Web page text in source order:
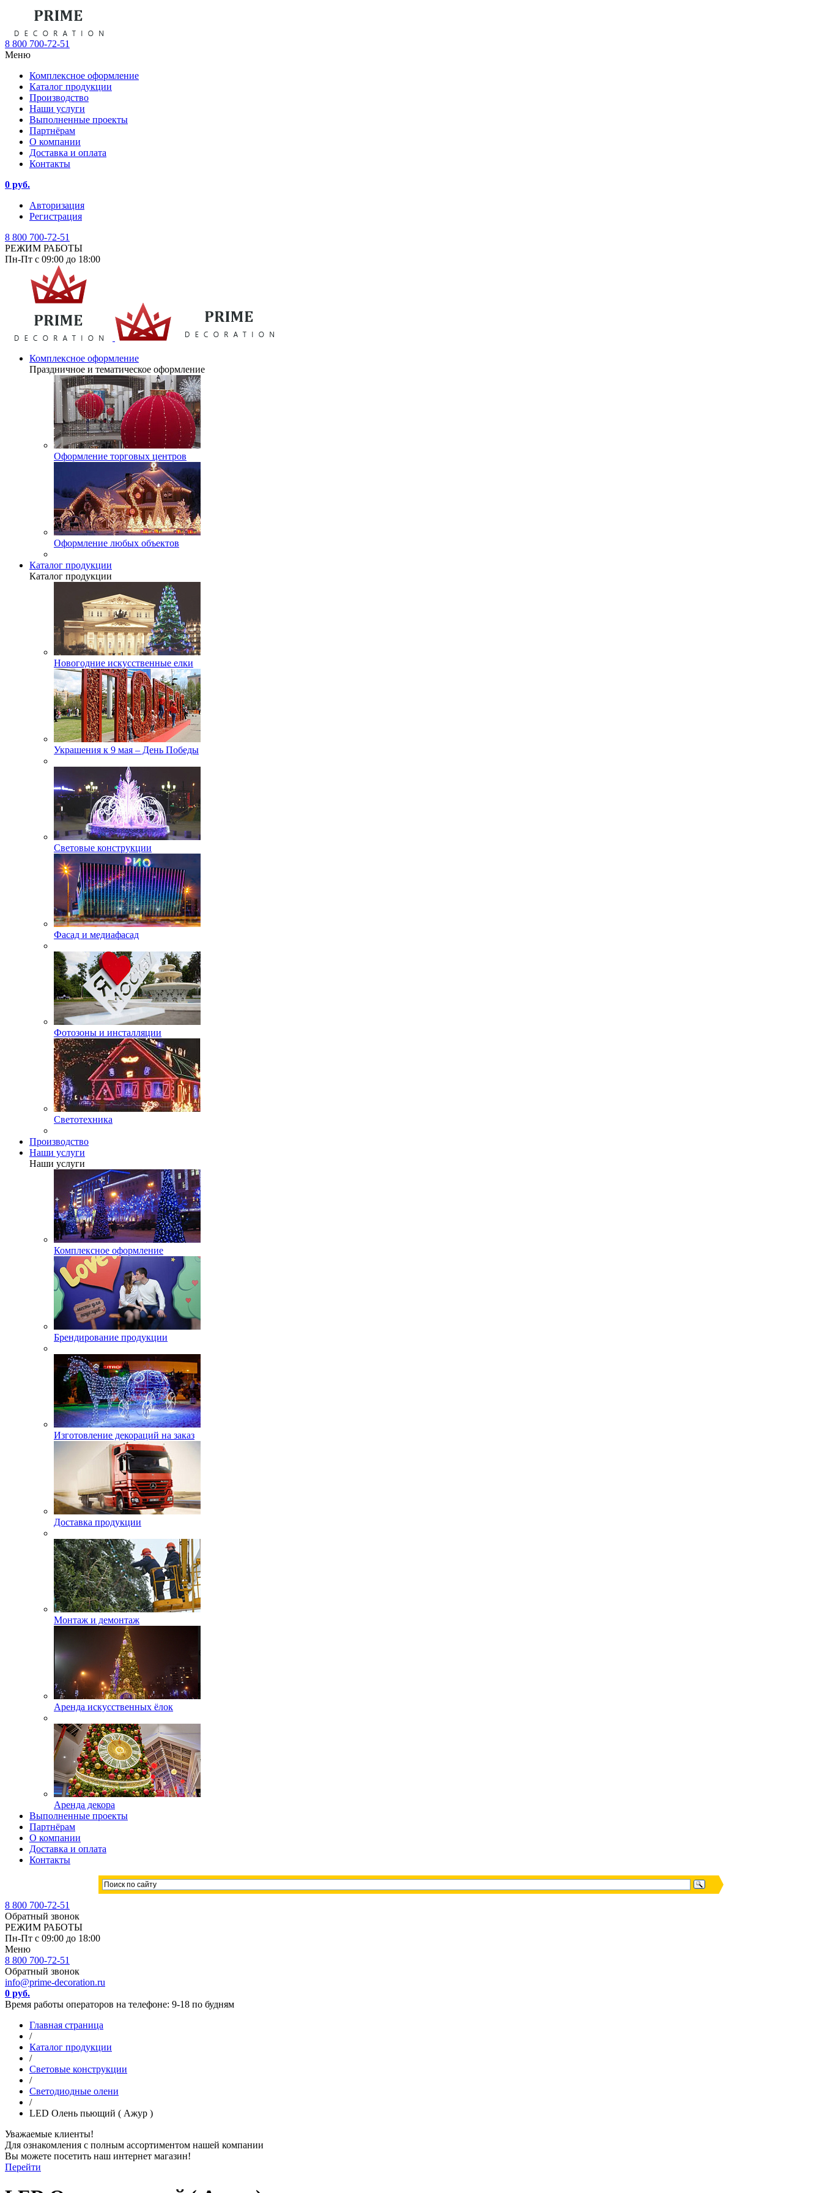
8 800 700-72-51
Меню
Комплексное оформление
Каталог продукции
Производство
Наши услуги
Выполненные проекты
Партнёрам
О компании
Доставка и оплата
Контакты
0 руб.
Авторизация
Регистрация
8 800 700-72-51
РЕЖИМ РАБОТЫ
Пн-Пт с 09:00 до 18:00
Комплексное оформление
Праздничное и тематическое оформление
Оформление торговых центров
Оформление любых объектов
Каталог продукции
Каталог продукции
Новогодние искусственные елки
Украшения к 9 мая – День Победы
Световые конструкции
Фасад и медиафасад
Фотозоны и инсталляции
Светотехника
Производство
Наши услуги
Наши услуги
Комплексное оформление
Брендирование продукции
Изготовление декораций на заказ
Доставка продукции
Монтаж и демонтаж
Аренда искусственных ёлок
Аренда декора
Выполненные проекты
Партнёрам
О компании
Доставка и оплата
Контакты
8 800 700-72-51
Обратный звонок
РЕЖИМ РАБОТЫ
Пн-Пт с 09:00 до 18:00
Меню
8 800 700-72-51
Обратный звонок
info@prime-decoration.ru
0 руб.
Время работы операторов на телефоне: 9-18 по будням
Главная страница
/
Каталог продукции
/
Световые конструкции
/
Светодиодные олени
/
LED Олень пьющий ( Ажур )
Уважаемые клиенты!
Для ознакомления с полным ассортиментом нашей компании
Вы можете посетить наш интернет магазин!
Перейти